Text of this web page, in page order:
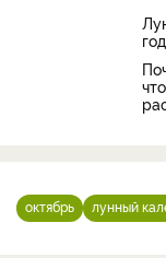
год
октябрь лунный